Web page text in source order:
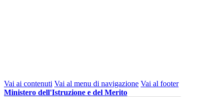
Vai ai contenuti Vai al menu di navigazione Vai al footer
Ministero dell'Istruzione e del Merito